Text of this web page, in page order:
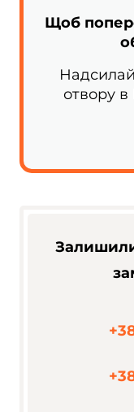
Щоб
отвору